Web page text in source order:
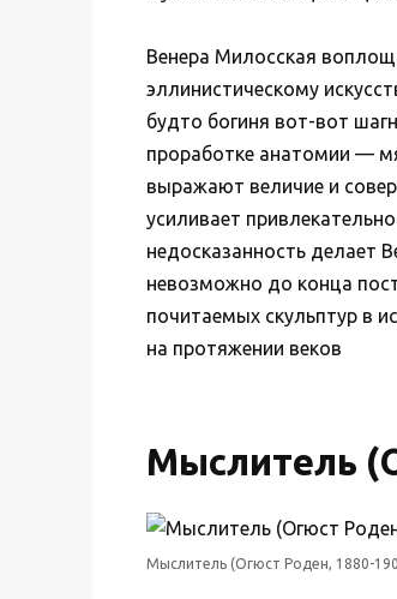
Венера Милосская
эллинистическому
будто богиня вот-вот
проработке анатомии —
выражают величие и
усиливает
недосказанность делает
невозможно до конца
почитаемых скульптур в
на протяжении веков
Мыслитель
Мыслитель (Огюст Роден, 1880-